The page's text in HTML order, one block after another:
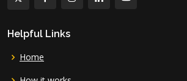
Helpful Links
Home